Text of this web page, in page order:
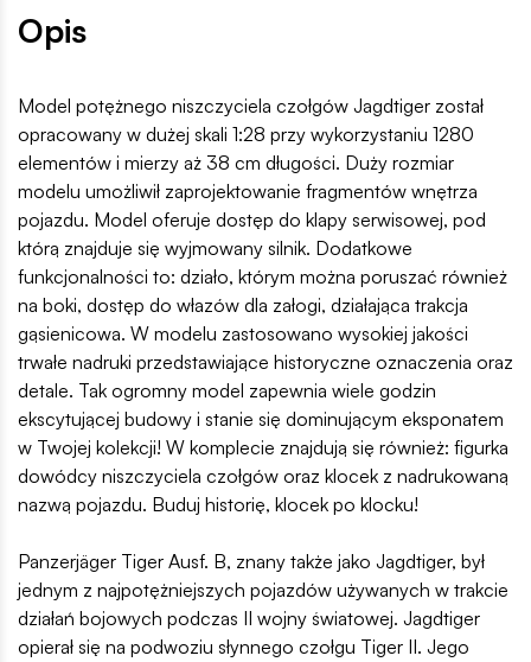
Opis
Model potężnego niszczyciela czołgów Jagdtiger został
opracowany w dużej skali 1:28 przy wykorzystaniu 1280
elementów i mierzy aż 38 cm długości. Duży rozmiar
modelu umożliwił zaprojektowanie fragmentów wnętrza
pojazdu. Model oferuje dostęp do klapy serwisowej, pod
którą znajduje się wyjmowany silnik. Dodatkowe
funkcjonalności to: działo, którym można poruszać również
na boki, dostęp do włazów dla załogi, działająca trakcja
gąsienicowa. W modelu zastosowano wysokiej jakości
trwałe nadruki przedstawiające historyczne oznaczenia oraz
detale. Tak ogromny model zapewnia wiele godzin
ekscytującej budowy i stanie się dominującym eksponatem
w Twojej kolekcji! W komplecie znajdują się również: figurka
dowódcy niszczyciela czołgów oraz klocek z nadrukowaną
nazwą pojazdu. Buduj historię, klocek po klocku!
Panzerjäger Tiger Ausf. B, znany także jako Jagdtiger, był
jednym z najpotężniejszych pojazdów używanych w trakcie
działań bojowych podczas II wojny światowej. Jagdtiger
opierał się na podwoziu słynnego czołgu Tiger II. Jego